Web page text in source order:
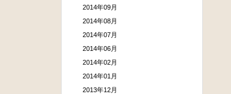
2014年09月
2014年08月
2014年07月
2014年06月
2014年02月
2014年01月
2013年12月